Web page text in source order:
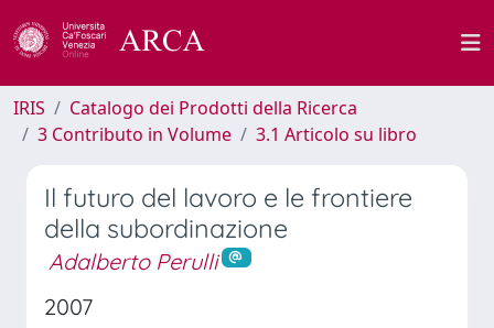
IRIS
Catalogo dei Prodotti della Ricerca
3 Contributo in Volume
3.1 Articolo su libro
Il futuro del lavoro e le frontiere
della subordinazione
Adalberto Perulli
2007